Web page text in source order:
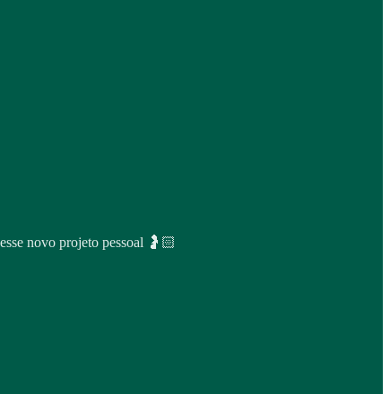
novo projeto pessoal 🤰🏻